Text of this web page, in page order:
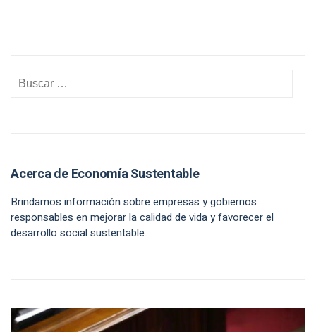
Acerca de Economía Sustentable
Brindamos información sobre empresas y gobiernos
responsables en mejorar la calidad de vida y favorecer el
desarrollo social sustentable.